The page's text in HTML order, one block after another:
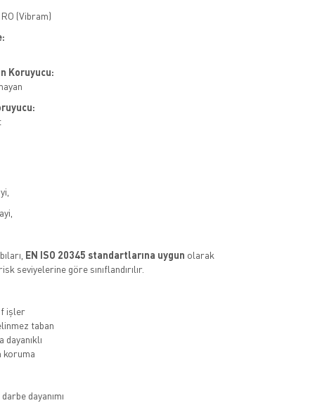
(Vibram)
Koruyucu:
EN ISO 20345 standartlarına uygun olarak
seviyelerine göre sınıflandırılır.
işler
taban
dayanımı